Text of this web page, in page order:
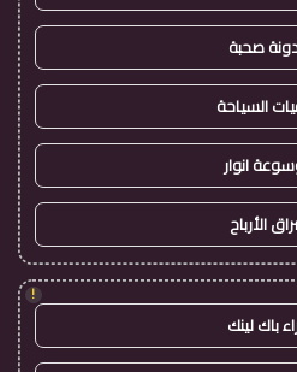
صحبة
السياحة
انوار
الأرباح
!
باك لينك